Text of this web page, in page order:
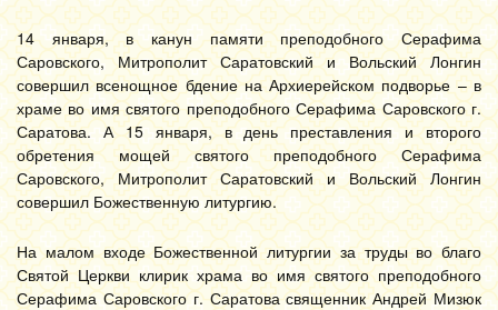
14 января, в канун памяти преподобного Серафима
Саровского, Митрополит Саратовский и Вольский Лонгин
совершил всенощное бдение на Архиерейском подворье – в
храме во имя святого преподобного Серафима Саровского г.
Саратова. А 15 января, в день преставления и второго
обретения мощей святого преподобного Серафима
Саровского, Митрополит Саратовский и Вольский Лонгин
совершил Божественную литургию.
На малом входе Божественной литургии за труды во благо
Святой Церкви клирик храма во имя святого преподобного
Серафима Саровского г. Саратова священник Андрей Мизюк